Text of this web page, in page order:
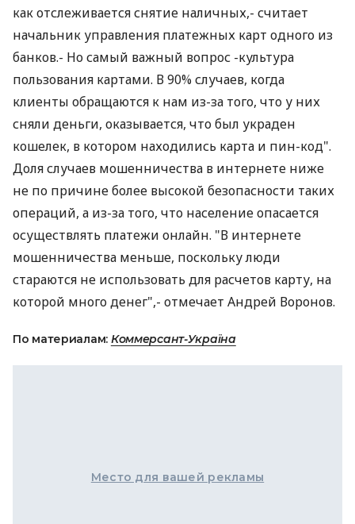
как отслеживается снятие наличных,- считает
начальник управления платежных карт одного из
банков.- Но самый важный вопрос -культура
пользования картами. В 90% случаев, когда
клиенты обращаются к нам из-за того, что у них
сняли деньги, оказывается, что был украден
кошелек, в котором находились карта и пин-код".
Доля случаев мошенничества в интернете ниже
не по причине более высокой безопасности таких
операций, а из-за того, что население опасается
осуществлять платежи онлайн. "В интернете
мошенничества меньше, поскольку люди
стараются не использовать для расчетов карту, на
которой много денег",- отмечает Андрей Воронов.
По материалам: Коммерсант-Україна
Место для вашей рекламы